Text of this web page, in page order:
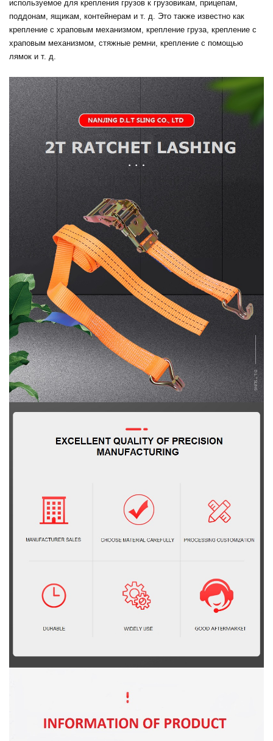
используемое для крепления грузов к грузовикам, прицепам,
поддонам, ящикам, контейнерам и т. д. Это также известно как
крепление с храповым механизмом, крепление груза, крепление с
храповым механизмом, стяжные ремни, крепление с помощью
лямок и т. д.